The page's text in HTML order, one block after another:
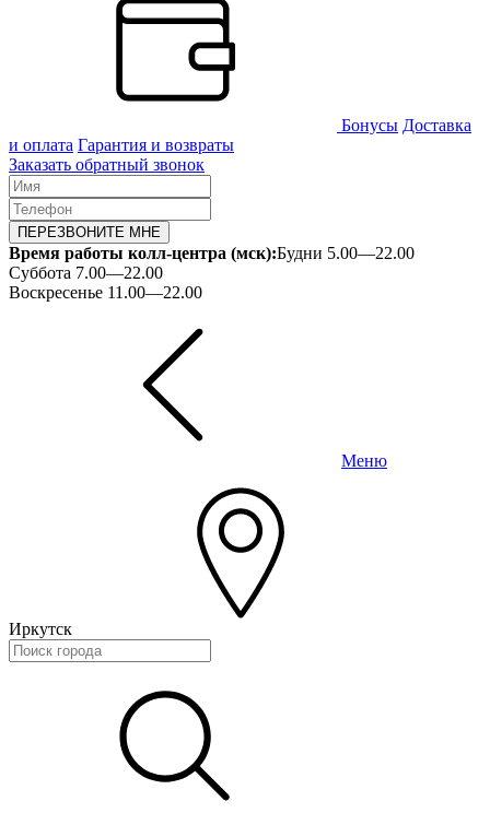
Бонусы Доставка
и оплата Гарантия и возвраты
Заказать обратный звонок
ПЕРЕЗВОНИТЕ МНЕ
Время работы колл-центра (мск):Будни 5.00—22.00
Суббота 7.00—22.00
Воскресенье 11.00—22.00
Меню
Иркутск